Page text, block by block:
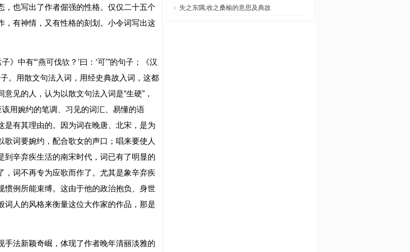
也写出了作者倔强的性格。仅仅二十五个
，有神情，又有性格的刻划。小令词写出这
》中有“‘燕可伐欤？’曰：‘可’”的句子；《汉
子。用散文句法入词，用经史典故入词，这都
见的人，认为以散文句法入词是“生硬”，
用婉约的笔调、习见的词汇、易懂的语
有其理由的。因为词在晚唐、北宋，是为
词要婉约，配合歌女的声口；唱来要使人
到辛弃疾生活的南宋时代，词已有了明显的
，词不再专为应歌而作了。尤其是象辛弃疾
惯例所能束缚。这由于他的政治抱负、身世
人的风格来衡量这位大作家的作品，那是
手法新颖奇崛，体现了作者晚年清丽淡雅的
失之东隅,收之桑榆的意思及典故